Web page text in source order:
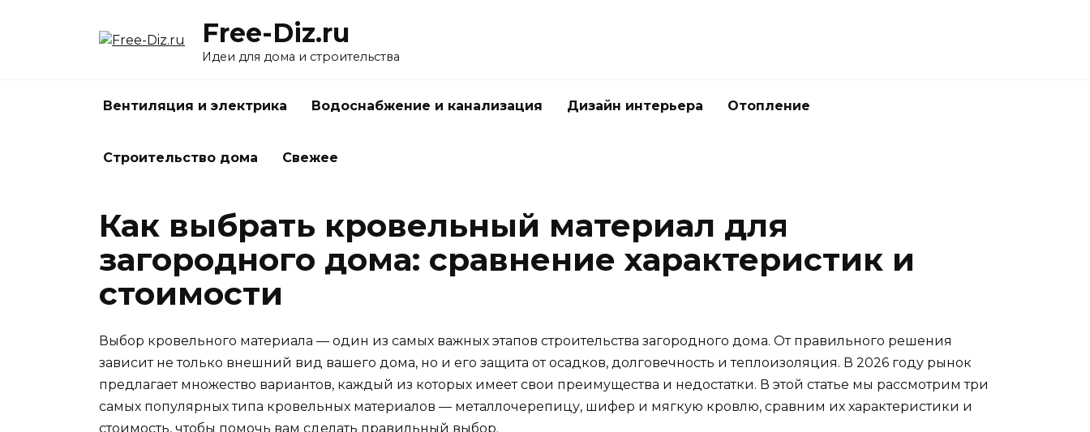
Free-Diz.ru
Идеи для дома и строительства
Вентиляция и электрика Водоснабжение и канализация Дизайн интерьера Отопление
Строительство дома Свежее
Как выбрать кровельный материал для
загородного дома: сравнение характеристик и
стоимости
Выбор кровельного материала — один из самых важных этапов строительства загородного дома. От правильного решения
зависит не только внешний вид вашего дома, но и его защита от осадков, долговечность и теплоизоляция. В 2026 году рынок
предлагает множество вариантов, каждый из которых имеет свои преимущества и недостатки. В этой статье мы рассмотрим три
самых популярных типа кровельных материалов — металлочерепицу, шифер и мягкую кровлю, сравним их характеристики и
стоимость, чтобы помочь вам сделать правильный выбор.